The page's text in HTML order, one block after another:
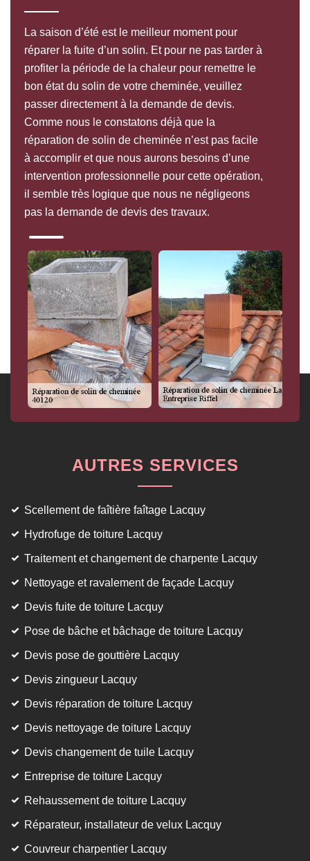
La saison d’été est le meilleur moment pour
réparer la fuite d’un solin. Et pour ne pas tarder à
profiter la période de la chaleur pour remettre le
bon état du solin de votre cheminée, veuillez
passer directement à la demande de devis.
Comme nous le constatons déjà que la
réparation de solin de cheminée n’est pas facile
à accomplir et que nous aurons besoins d’une
intervention professionnelle pour cette opération,
il semble très logique que nous ne négligeons
pas la demande de devis des travaux.
AUTRES SERVICES
Scellement de faîtière faîtage Lacquy
Hydrofuge de toiture Lacquy
Traitement et changement de charpente Lacquy
Nettoyage et ravalement de façade Lacquy
Devis fuite de toiture Lacquy
Pose de bâche et bâchage de toiture Lacquy
Devis pose de gouttière Lacquy
Devis zingueur Lacquy
Devis réparation de toiture Lacquy
Devis nettoyage de toiture Lacquy
Devis changement de tuile Lacquy
Entreprise de toiture Lacquy
Rehaussement de toiture Lacquy
Réparateur, installateur de velux Lacquy
Couvreur charpentier Lacquy